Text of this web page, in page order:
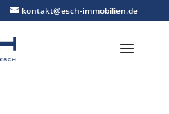
kontakt@esch-immobilien.de